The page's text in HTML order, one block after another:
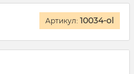
Артикул: 10034-ol